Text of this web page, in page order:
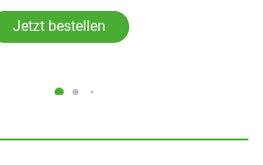
Jetzt bestellen